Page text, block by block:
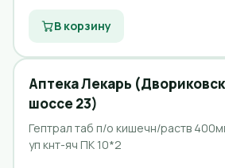
В корзину
Аптека Лекарь
шоссе 23)
Гептрал таб п/о кишечн/раств
уп кнт-яч ПК 10*2